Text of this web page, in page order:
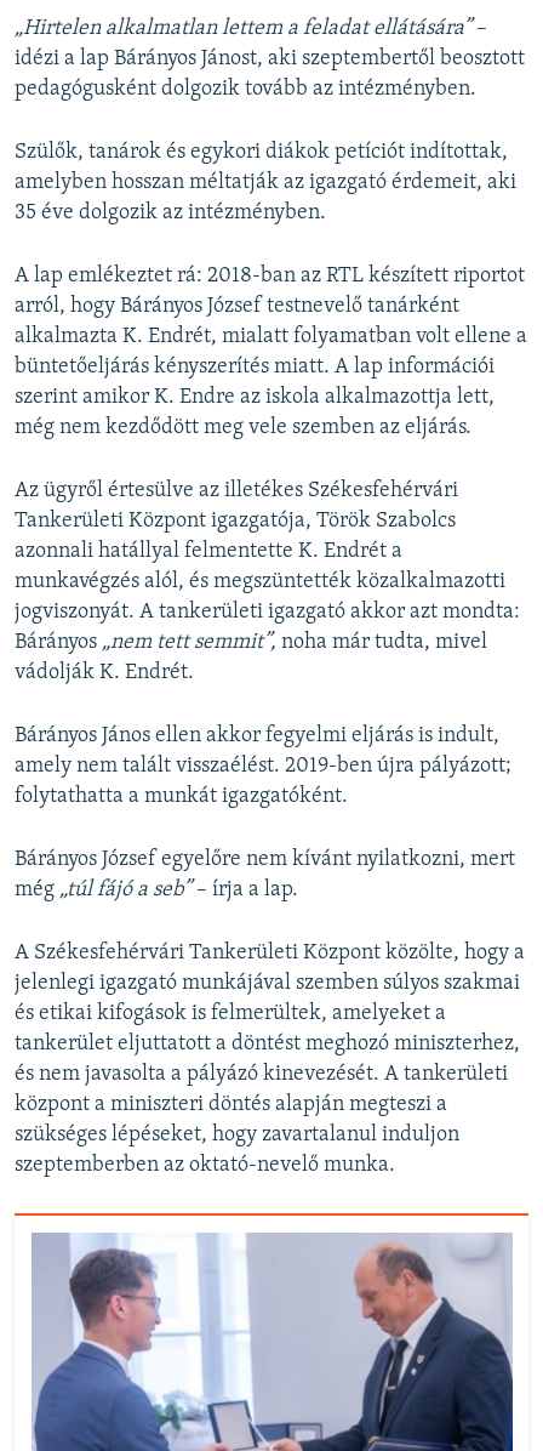
„Hirtelen alkalmatlan lettem a feladat ellátására”–
idézi a lap Bárányos Jánost, aki szeptembertől beosztott
pedagógusként dolgozik tovább az intézményben.
Szülők, tanárok és egykori diákok petíciót indítottak,
amelyben hosszan méltatják az igazgató érdemeit, aki
35 éve dolgozik az intézményben.
A lap emlékeztet rá: 2018-ban az RTL készített riportot
arról, hogy Bárányos József testnevelő tanárként
alkalmazta K. Endrét, mialatt folyamatban volt ellene a
büntetőeljárás kényszerítés miatt. A lap információi
szerint amikor K. Endre az iskola alkalmazottja lett,
még nem kezdődött meg vele szemben az eljárás.
Az ügyről értesülve az illetékes Székesfehérvári
Tankerületi Központ igazgatója, Török Szabolcs
azonnali hatállyal felmentette K. Endrét a
munkavégzés alól, és megszüntették közalkalmazotti
jogviszonyát. A tankerületi igazgató akkor azt mondta:
Bárányos „nem tett semmit”, noha már tudta, mivel
vádolják K. Endrét.
Bárányos János ellen akkor fegyelmi eljárás is indult,
amely nem talált visszaélést. 2019-ben újra pályázott;
folytathatta a munkát igazgatóként.
Bárányos József egyelőre nem kívánt nyilatkozni, mert
még „túl fájó a seb”– írja a lap.
A Székesfehérvári Tankerületi Központ közölte, hogy a
jelenlegi igazgató munkájával szemben súlyos szakmai
és etikai kifogások is felmerültek, amelyeket a
tankerület eljuttatott a döntést meghozó miniszterhez,
és nem javasolta a pályázó kinevezését. A tankerületi
központ a miniszteri döntés alapján megteszi a
szükséges lépéseket, hogy zavartalanul induljon
szeptemberben az oktató-nevelő munka.